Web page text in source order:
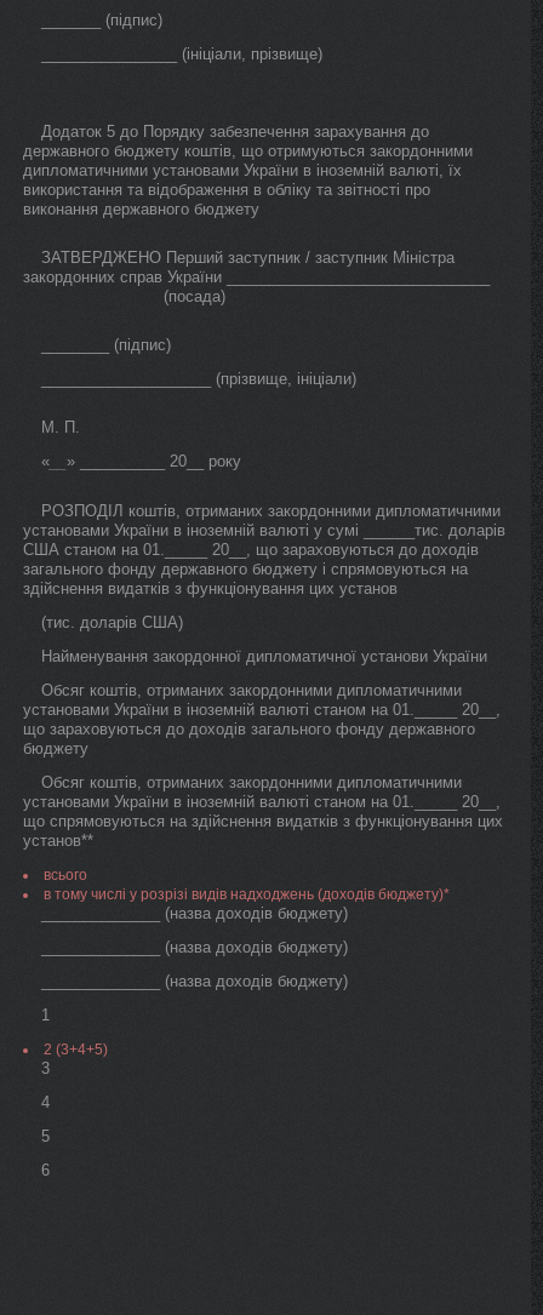
_______ (підпис)
________________ (ініціали, прізвище)
Додаток 5 до Порядку забезпечення зарахування до
державного бюджету коштів, що отримуються закордонними
дипломатичними установами України в іноземній валюті, їх
використання та відображення в обліку та звітності про
виконання державного бюджету
ЗАТВЕРДЖЕНО Перший заступник / заступник Міністра
закордонних справ України _______________________________
(посада)
________ (підпис)
____________________ (прізвище, ініціали)
М. П.
«
» __________ 20__ року
РОЗПОДІЛ коштів, отриманих закордонними дипломатичними
установами України в іноземній валюті у сумі ______тис. доларів
США станом на 01._____ 20__, що зараховуються до доходів
загального фонду державного бюджету і спрямовуються на
здійснення видатків з функціонування цих установ
(тис. доларів США)
Найменування закордонної дипломатичної установи України
Обсяг коштів, отриманих закордонними дипломатичними
установами України в іноземній валюті станом на 01._____ 20__,
що зараховуються до доходів загального фонду державного
бюджету
Обсяг коштів, отриманих закордонними дипломатичними
установами України в іноземній валюті станом на 01._____ 20__,
що спрямовуються на здійснення видатків з функціонування цих
установ**
всього
в тому числі у розрізі видів надходжень (доходів бюджету)*
______________ (назва доходів бюджету)
______________ (назва доходів бюджету)
______________ (назва доходів бюджету)
1
2 (3+4+5)
3
4
5
6